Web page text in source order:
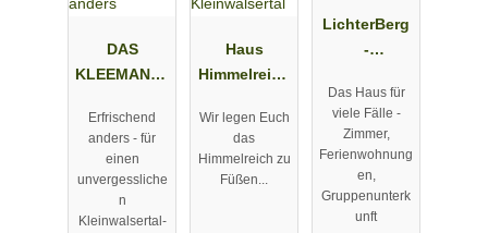
DAS
KLEEMANNs
erfrischend
Erfrischend
anders - für
einen
unvergessliche
n
Kleinwalsertal-
Haus
Himmelreich
Ferienwohn
Kleinwalsert
Wir legen Euch
das
Himmelreich zu
Füßen...
LichterBerg
-
ungen im
al
Das Haus für
viele Fälle -
Zimmer,
Ferienwohnung
en,
Gruppenunterk
unft